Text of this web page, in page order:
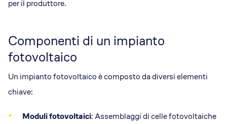
per il produttore.
Componenti di un impianto
fotovoltaico
Un impianto fotovoltaico è composto da diversi elementi
chiave:
Moduli fotovoltaici: Assemblaggi di celle fotovoltaiche